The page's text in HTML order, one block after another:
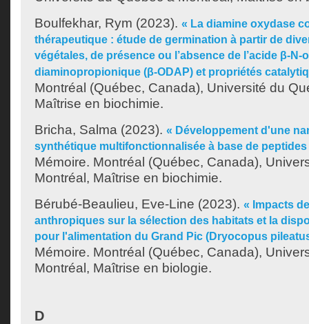
Boulfekhar, Rym (2023). « La diamine oxydase
thérapeutique : étude de germination à partir de
végétales, de présence ou l’absence de l’acide β-N-
diaminopropionique (β-ODAP) et propriétés
Montréal (Québec, Canada), Université du
Maîtrise en biochimie.
Bricha, Salma (2023). « Développement d'une
synthétique multifonctionnalisée à base de
Mémoire. Montréal (Québec, Canada),
Montréal, Maîtrise en biochimie.
Bérubé-Beaulieu, Eve-Line (2023). « Impacts
anthropiques sur la sélection des habitats et la
pour l'alimentation du Grand Pic (Dryocopus
Mémoire. Montréal (Québec, Canada),
Montréal, Maîtrise en biologie.
D